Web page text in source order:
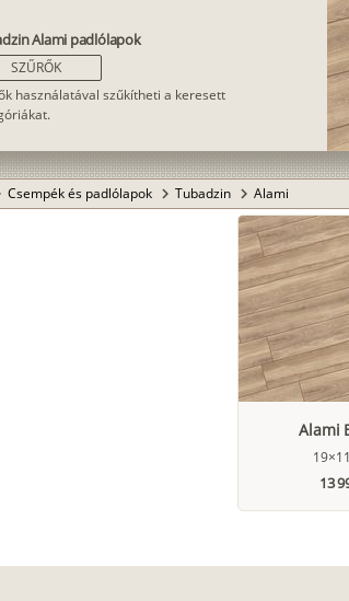
Alami padlólapok
SZŰRŐK
használatával szűkítheti a keresett
Csempék és padlólapok chevron_right Tubadzin chevron_right Alami
Alami
13